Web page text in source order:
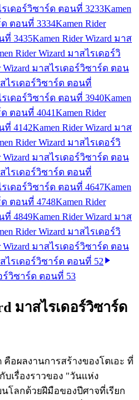
รเดอร์วิซาร์ด ตอนที่ 3233Kamen
ด ตอนที่ 3334Kamen Rider
ที่ 3435Kamen Rider Wizard มาส
Rider Wizard มาสไรเดอร์วิ
Wizard มาสไรเดอร์วิซาร์ด ตอน
สไรเดอร์วิซาร์ด ตอนที่
รเดอร์วิซาร์ด ตอนที่ 3940Kamen
ด ตอนที่ 4041Kamen Rider
ที่ 4142Kamen Rider Wizard มาส
Rider Wizard มาสไรเดอร์วิ
Wizard มาสไรเดอร์วิซาร์ด ตอน
สไรเดอร์วิซาร์ด ตอนที่
รเดอร์วิซาร์ด ตอนที่ 4647Kamen
ด ตอนที่ 4748Kamen Rider
ที่ 4849Kamen Rider Wizard มาส
Rider Wizard มาสไรเดอร์วิ
Wizard มาสไรเดอร์วิซาร์ด ตอน
สไรเดอร์วิซาร์ด ตอนที่ 52
อร์วิซาร์ด ตอนที่ 53
มาสไรเดอร์วิซาร์ด
คือผลงานการสร้างของโตเอะ ที่
บเรื่องราวของ "วันแห่ง
โลกด้วยฝีมือของปีศาจที่เรียก